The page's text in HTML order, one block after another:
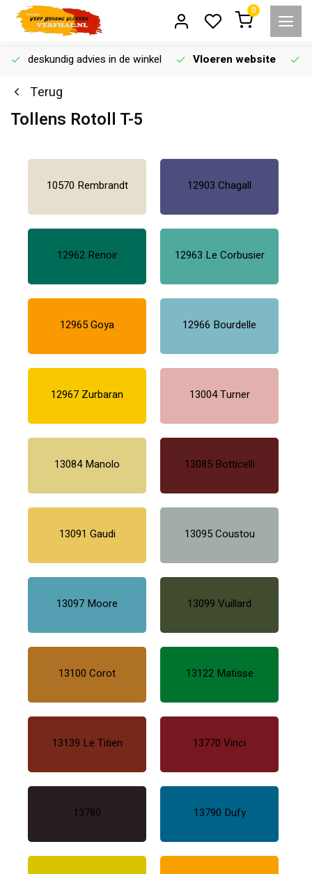
0
deskundig advies in de winkel Vloeren website
Terug
Tollens Rotoll T-5
10570 Rembrandt 12903 Chagall
12962 Renoir 12963 Le Corbusier
12965 Goya 12966 Bourdelle
12967 Zurbaran 13004 Turner
13084 Manolo 13085 Botticelli
13091 Gaudi 13095 Coustou
13097 Moore 13099 Vuillard
13100 Corot 13122 Matisse
13139 Le Titien 13770 Vinci
13780 13790 Dufy